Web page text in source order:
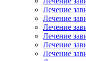
Лечение
Лечение
Лечение
Лечение
Лечение
Лечение